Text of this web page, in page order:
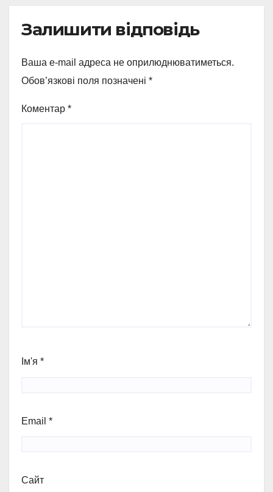
Залишити відповідь
Ваша e-mail адреса не оприлюднюватиметься.
Обов’язкові поля позначені *
Коментар *
Ім'я *
Email *
Сайт